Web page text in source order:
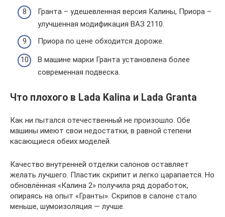
Гранта – удешевленная версия Калины, Приора –
улучшенная модификация ВАЗ 2110.
Приора по цене обходится дороже.
В машине марки Гранта установлена более
современная подвеска.
Что плохого в Lada Kalina и Lada Granta
Как ни пытался отечественный не произошло. Обе
машины имеют свои недостатки, в равной степени
касающиеся обеих моделей.
Качество внутренней отделки салонов оставляет
желать лучшего. Пластик скрипит и легко царапается. Но
обновлённая «Калина 2» получила ряд доработок,
опираясь на опыт «Гранты». Скрипов в салоне стало
меньше, шумоизоляция — лучше.